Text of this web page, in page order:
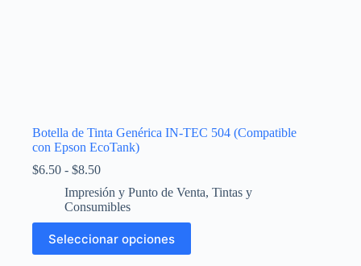
Botella de Tinta Genérica IN-TEC 504 (Compatible
con Epson EcoTank)
$6.50 - $8.50Rango
precios:
desde
$6.50
hasta
$8.50
Impresión y Punto de Venta, Tintas y
Consumibles
Seleccionar opciones
Este
producto
tiene